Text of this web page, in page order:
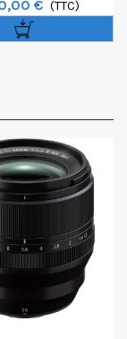
PZ OIS WR
€ (TTC)